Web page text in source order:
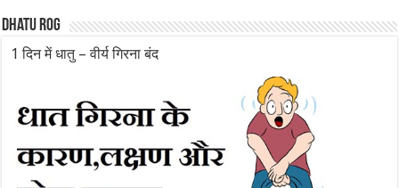
Dhatu rog
1 दिन में धातु – वीर्य गिरना बंद